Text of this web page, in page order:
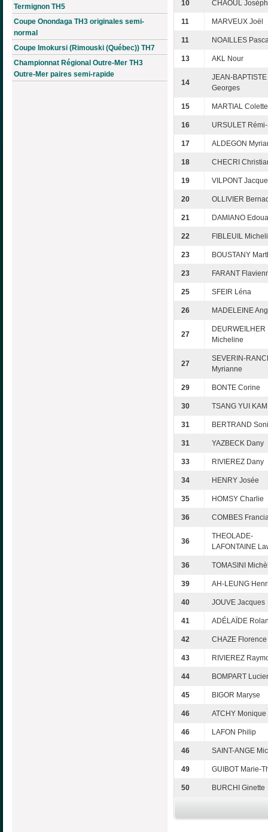
Termignon TH5
Coupe Onondaga TH3 originales semi-
normal
Coupe Imokursi (Rimouski (Québec)) TH7
Championnat Régional Outre-Mer TH3
Outre-Mer paires semi-rapide
10 CHAOUL
11 MARVEUX Joël
11 NOAILLES
13 AKL Nour
14
JEAN-BAPTISTE
Georges
15 MARTIAL Colette
16 URSULET
17 ALDEGON
18 CHECRI
19 VILPONT
20 OLLIVIER
21 DAMIANO
22 FIBLEUIL
23 BOUSTANY
23 FARANT
25 SFEIR Léna
26 MADELEINE
27
DEURWEILHER
Micheline
27
SEVERIN-
Myrianne
29 BONTE Corine
30 TSANG YUI
31 BERTRAND
31 YAZBECK Dany
33 RIVIEREZ Dany
34 HENRY Josée
35 HOMSY Charlie
36 COMBES
36
THEOLADE-
LAFONTAINE
36 TOMASINI
39 AH-LEUNG
40 JOUVE Jacques
41 ADÉLAÏDE
42 CHAZE Florence
43 RIVIEREZ
44 BOMPART
45 BIGOR Maryse
46 ATCHY Monique
46 LAFON Philip
46 SAINT-ANGE
49 GUIBOT Marie-
50 BURCHI Ginette